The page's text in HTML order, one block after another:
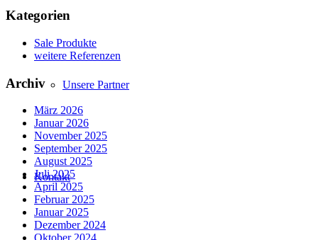
Unsere Partner
Kontakt
Kategorien
Sale Produkte
weitere Referenzen
Archiv
März 2026
Januar 2026
November 2025
September 2025
August 2025
Juli 2025
April 2025
Februar 2025
Januar 2025
Dezember 2024